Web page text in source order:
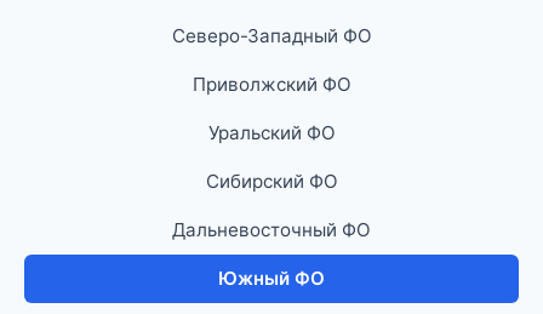
Северо-Западный ФО
Приволжский ФО
Уральский ФО
Сибирский ФО
Дальневосточный ФО
Южный ФО